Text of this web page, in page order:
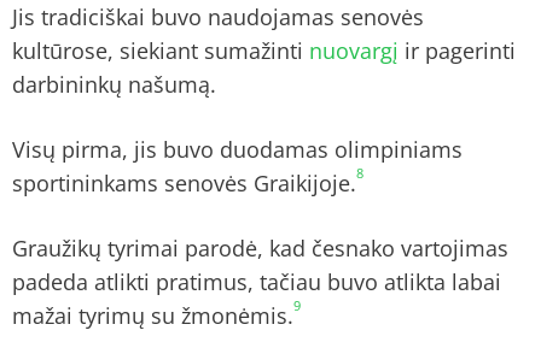
Jis tradiciškai buvo naudojamas senovės
kultūrose, siekiant sumažinti nuovargį ir pagerinti
darbininkų našumą.
Visų pirma, jis buvo duodamas olimpiniams
sportininkams senovės Graikijoje.8
Graužikų tyrimai parodė, kad česnako vartojimas
padeda atlikti pratimus, tačiau buvo atlikta labai
mažai tyrimų su žmonėmis.9